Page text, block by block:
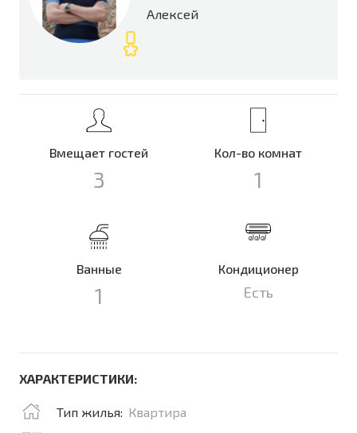
Алексей
Вмещает гостей
3
Кол-во комнат
1
Ванные
1
Кондиционер
Есть
ХАРАКТЕРИСТИКИ:
Тип жилья: Квартира